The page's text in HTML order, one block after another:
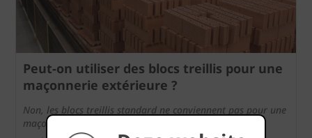
Peut‑on utiliser des blocs treillis pour une
maçonnerie extérieure ?
Non, les blocs treillis standard ne conviennent pas pour une
maçonnerie extérieure non protégée